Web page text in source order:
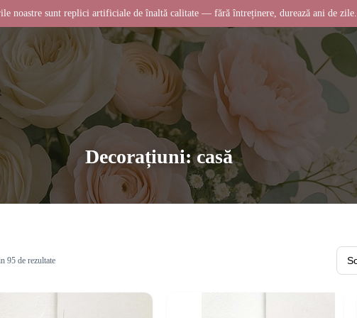
noastre sunt replici artificiale de înaltă calitate — fără întreținere, durează ani de zile.
Decorațiuni: casă
95 de rezultate